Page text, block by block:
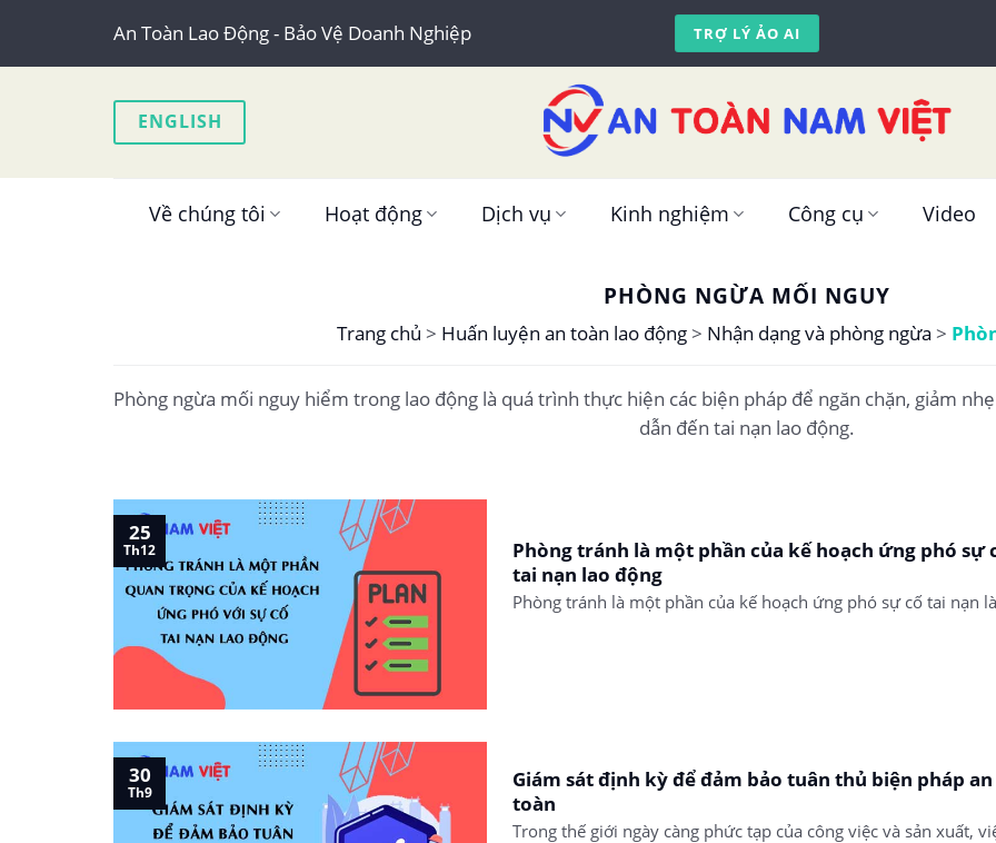
content
An Toàn Lao Động - Bảo Vệ Doanh Nghiệp TRỢ LÝ ẢO AI
ENGLISH
Về chúng tôi Hoạt động Dịch vụ Kinh nghiệm Công cụ Video
PHÒNG NGỪA MỐI NGUY
Trang chủ > Huấn luyện an toàn lao động> Nhận dạng và phòng ngừa >
Phòng ngừa mối nguy hiểm trong lao động là quá trình thực hiện các biện pháp để ngăn chặn, giảm
dẫn đến tai nạn lao động.
Phòng tránh là một phần của kế hoạch ứng phó sự
tai nạn lao động
Phòng tránh là một phần của kế hoạch ứng phó sự cố tai nạn
25
Th12
Giám sát định kỳ để đảm bảo tuân thủ biện pháp an
toàn
Trong thế giới ngày càng phức tạp của công việc và sản xuất,
30
Th9